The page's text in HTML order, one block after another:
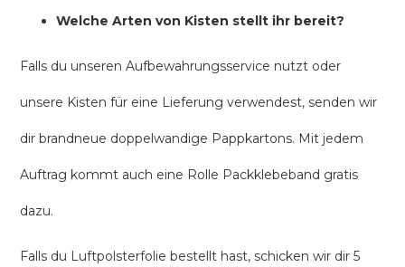
Welche Arten von Kisten stellt ihr bereit?
Falls du unseren Aufbewahrungsservice nutzt oder
unsere Kisten für eine Lieferung verwendest, senden wir
dir brandneue doppelwandige Pappkartons. Mit jedem
Auftrag kommt auch eine Rolle Packklebeband gratis
dazu.
Falls du Luftpolsterfolie bestellt hast, schicken wir dir 5